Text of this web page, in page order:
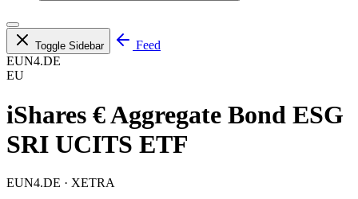
Toggle Sidebar
Feed
EUN4.DE
EU
iShares € Aggregate Bond ESG
SRI UCITS ETF
EUN4.DE · XETRA